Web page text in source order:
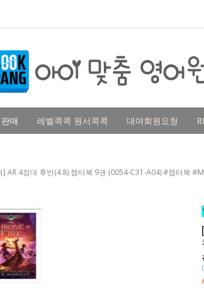
매 레벨콕콕 원서콕콕 대여회원요청
] AR 4점대 후반(4.8) 챕터북 9권 (0054-C31-A04) #챕터북